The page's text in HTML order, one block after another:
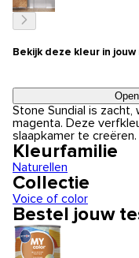
Bekijk deze kleur in
Stone Sundial is zacht,
magenta. Deze
slaapkamer te
Kleurfamilie
Naturellen
Collectie
Voice of color
Bestel jouw